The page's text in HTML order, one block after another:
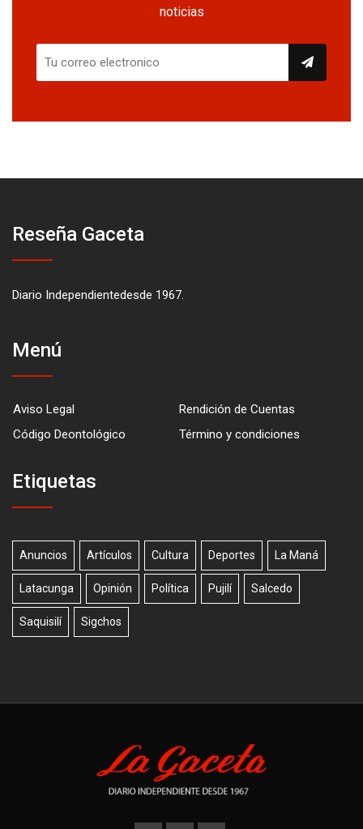
noticias
Reseña Gaceta
Diario Independientedesde 1967.
Menú
Aviso Legal
Rendición de Cuentas
Código Deontológico
Término y condiciones
Etiquetas
Anuncios Artículos Cultura Deportes La Maná
Latacunga Opinión Política Pujilí Salcedo
Saquisilí Sigchos